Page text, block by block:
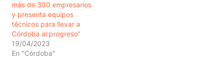
más de 300 empresarios
y presenta equipos
técnicos para llevar a
Córdoba al progreso”
19/04/2023
En "Córdoba"